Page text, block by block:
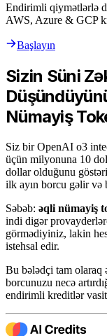
Endirimli qiymətlərlə
AWS, Azure & GCP
Başlayın
Sizin Süni
Nümayiş
Siz bir OpenAI o3
üçün milyonuna 10
dollar olduğunu
ilk ayın borcu gəlir və
Səbəb: əqli nümayiş
indi digər
görmədiyiniz, lakin
istehsal edir.
Bu bələdçi tam olaraq
borcunuzu necə
endirimli kreditlər